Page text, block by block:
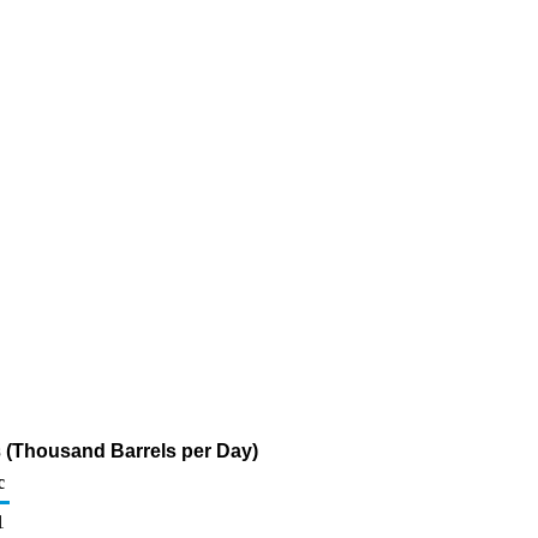
Barrels per Day)